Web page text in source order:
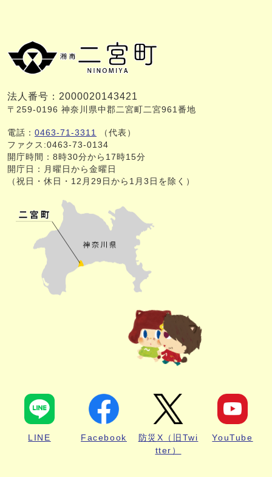
法人番号：2000020143421
〒259-0196 神奈川県中郡二宮町二宮961番地
電話： 0463-71-3311
（代表）
ファクス:0463-73-0134
開庁時間：8時30分から17時15分
開庁日：月曜日から金曜日
（祝日・休日・12月29日から1月3日を除く）
LINE Facebook
防災X（旧Twi
tter）
YouTube